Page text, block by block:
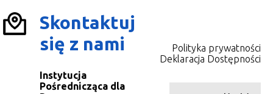
Skontaktuj
się z nami
Instytucja
Pośrednicząca dla
Polityka prywatności
Deklaracja Dostępności